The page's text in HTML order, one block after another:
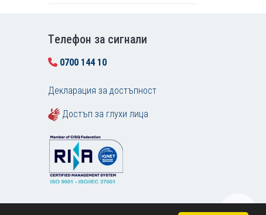
Tелефон за сигнали
0700 144 10
Декларация за достъпност
Достъп за глухи лица